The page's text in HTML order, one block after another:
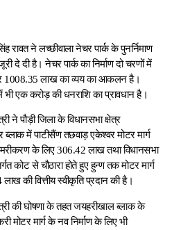
रावत ने लच्छीवाला नेचर पार्क के पुनर्निमाण
दे दी है। नेचर पार्क का निर्माण दो चरणों में
1008.35 लाख का व्यय का आकलन है।
एक करोड़ की धनराशि का प्रावधान है।
ने पौड़ी जिला के विधानसभा क्षेत्र
में पाटीसैंण तछवाड़ एकेश्वर मोटर मार्ग
के लिए 306.42 लाख तथा विधानसभा
कोट से चौठारा होते हुए हुन्ण तक मोटर मार्ग
की वित्तीय स्वीकृति प्रदान की है।
की घोषणा के तहत जयहरीखाल ब्लाक के
मोटर मार्ग के नव निर्माण के लिए भी